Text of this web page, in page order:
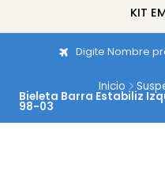
KIT
Digite Nombre
Inicio
Bieleta Barra Estabiliz
98-03